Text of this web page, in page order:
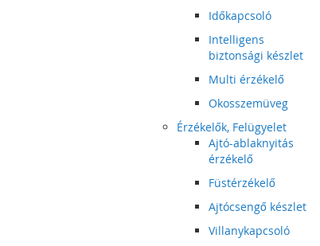
Időkapcsoló
Intelligens
biztonsági készlet
Multi érzékelő
Okosszemüveg
Érzékelők, Felügyelet
Ajtó-ablaknyitás
érzékelő
Füstérzékelő
Ajtócsengő készlet
Villanykapcsoló